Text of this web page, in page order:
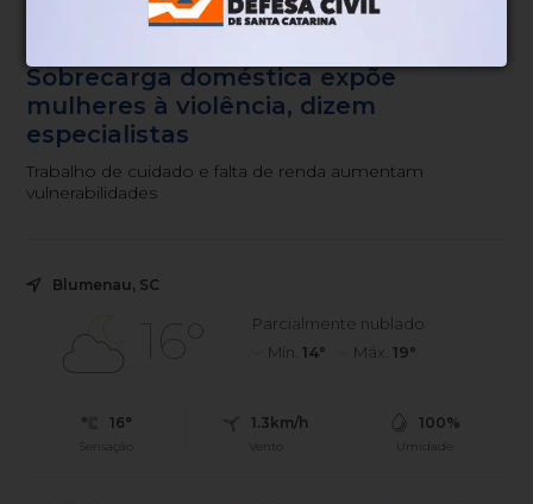
Direitos Humanos
Sobrecarga doméstica expõe
mulheres à violência, dizem
especialistas
Trabalho de cuidado e falta de renda aumentam
vulnerabilidades
Blumenau, SC
16°
Parcialmente nublado
Mín. 14° Máx. 19°
16°
Sensação
1.3km/h
Vento
100%
Umidade